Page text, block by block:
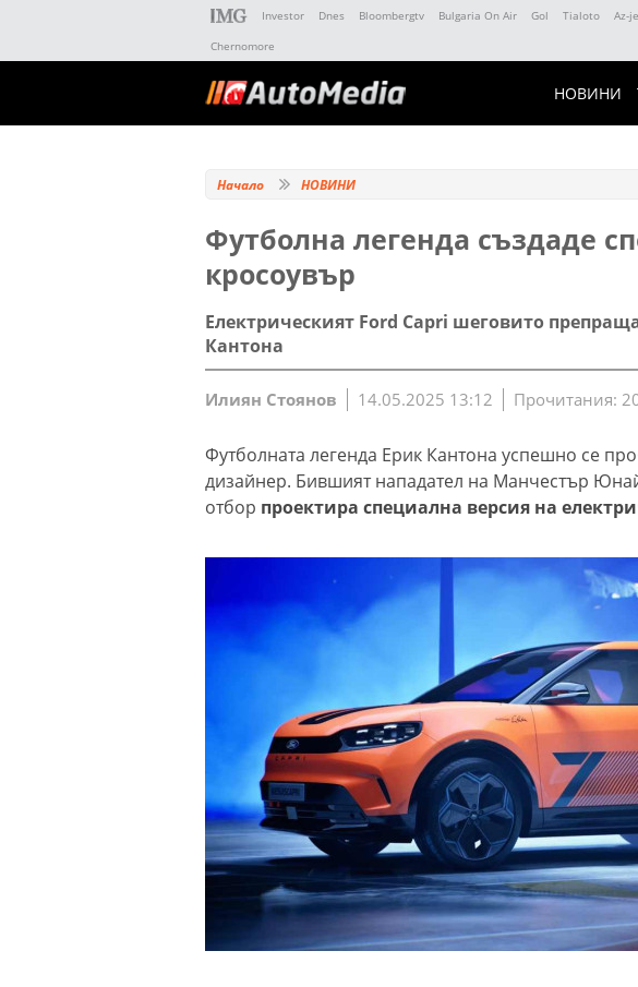
Investor Dnes Bloombergtv Bulgaria On Air Gol Tialoto Az-
Chernomore
НОВИНИ
Начало НОВИНИ
Футболна легенда създаде
кросоувър
Електрическият Ford Capri шеговито
Кантона
Илиян Стоянов 14.05.2025 13:12 Прочитания:
Футболната легенда Ерик Кантона успешно се
дизайнер. Бившият нападател на Манчестър
отбор проектира специална версия на